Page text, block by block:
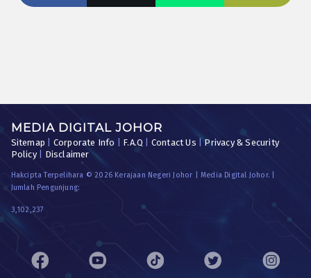
MEDIA DIGITAL JOHOR
Sitemap Corporate Info F.A.Q Contact Us |Privacy & Security
Policy| Disclaimer
Hakcipta Terpelihara © 2026 Kerajaan Negeri Johor | Media Digital Johor. |
Jumlah Pengunjung:
3,102,237